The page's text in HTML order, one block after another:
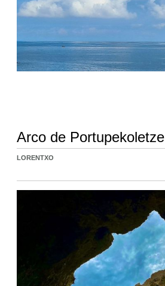
Arco de Portupekoletze
LORENTXO